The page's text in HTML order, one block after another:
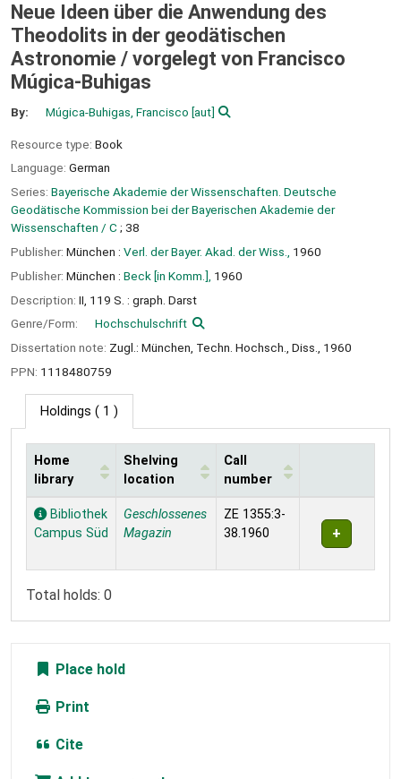
Neue Ideen über die Anwendung des
Theodolits in der geodätischen
Astronomie / vorgelegt von Francisco
Múgica-Buhigas
By: Múgica-Buhigas, Francisco [aut]
Resource type: Book
Language: German
Series: Bayerische Akademie der Wissenschaften. Deutsche
Geodätische Kommission bei der Bayerischen Akademie der
Wissenschaften / C ; 38
Publisher: München : Verl. der Bayer. Akad. der Wiss.,
1960
Publisher: München : Beck [in Komm.], 1960
Description: II, 119 S. : graph. Darst
Genre/Form:
Hochschulschrift
Dissertation note: Zugl.: München, Techn. Hochsch., Diss., 1960
PPN: 1118480759
Holdings ( 1 )
Holdings
Home
library
Shelving
location
Call
number
Bibliothek
Campus Süd
Geschlossenes
Magazin
ZE 1355:3-
38.1960
Total holds: 0
Place hold
Print
Cite